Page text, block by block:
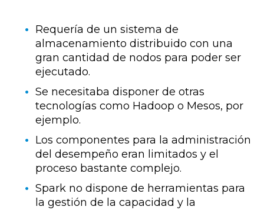
Requería de un sistema de
almacenamiento distribuido con una
gran cantidad de nodos para poder ser
ejecutado.
Se necesitaba disponer de otras
tecnologías como Hadoop o Mesos, por
ejemplo.
Los componentes para la administración
del desempeño eran limitados y el
proceso bastante complejo.
Spark no dispone de herramientas para
la gestión de la capacidad y la